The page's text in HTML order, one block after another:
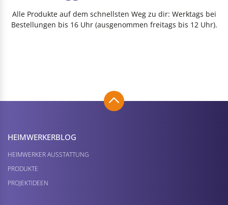
Alle Produkte auf dem schnellsten Weg zu dir: Werktags bei
Bestellungen bis 16 Uhr (ausgenommen freitags bis 12 Uhr).
HEIMWERKER­BLOG
HEIMWERKER AUSSTATTUNG
PRODUKTE
PROJEKTIDEEN